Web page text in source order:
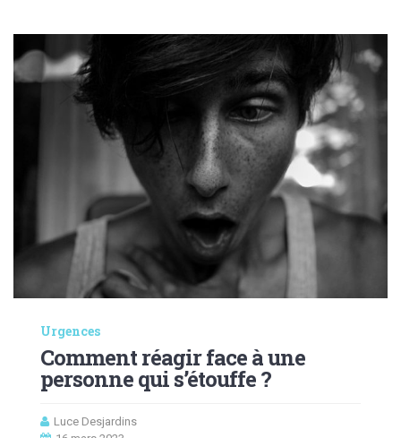
Urgences
Comment réagir face à une
personne qui s’étouffe ?
Luce Desjardins